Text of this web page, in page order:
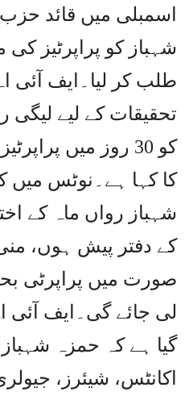
اسمبلی میں قائد
شہباز کو پراپرٹیز
طلب کر لیا۔ایف آئی
تحقیقات کے لیے لیگی
کو 30 روز میں
کا کہا ہے۔نوٹس میں
شہباز رواں ماہ کے
کے دفتر پیش ہوں،
صورت میں پراپرٹی
لی جائے گی۔ایف آئی
گیا ہے کہ حمزہ شہباز
اکانٹس، شیئرز،